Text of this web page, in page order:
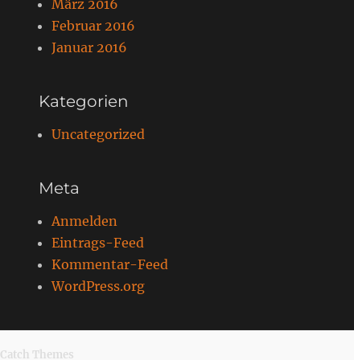
März 2016
Februar 2016
Januar 2016
Kategorien
Uncategorized
Meta
Anmelden
Eintrags-Feed
Kommentar-Feed
WordPress.org
Catch Themes